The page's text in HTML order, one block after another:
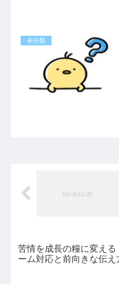
未分類
苦情を成長の糧に変える
ーム対応と前向きな伝え